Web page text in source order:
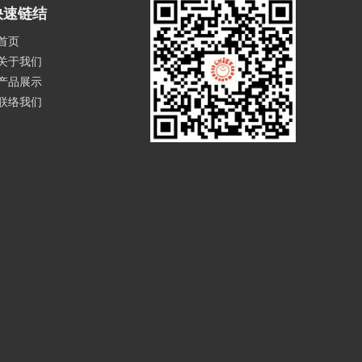
速链结
页
于我们
品展示
络我们